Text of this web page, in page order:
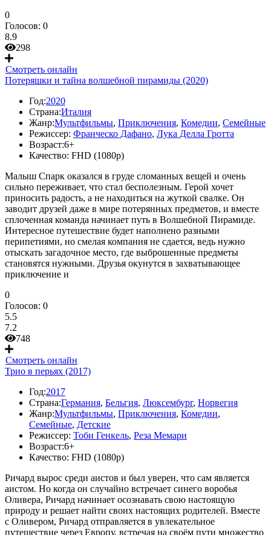
0
Голосов: 0
8.9
298
Смотреть онлайн
Потеряшки и тайна волшебной пирамиды (2020)
Год:2020
Страна:Италия
Жанр:Мультфильмы, Приключения, Комедии, Семейные
Режиссер: Франческо Дафано, Лука Делла Гротта
Возраст:6+
Качество: FHD (1080p)
Малыш Спарк оказался в груде сломанных вещей и очень
сильно переживает, что стал бесполезным. Герой хочет
приносить радость, а не находиться на жуткой свалке. Он
заводит друзей даже в мире потерянных предметов, и вместе
сплоченная команда начинает путь в Волшебной Пирамиде.
Интересное путешествие будет наполнено разными
перипетиями, но смелая компания не сдается, ведь нужно
отыскать загадочное место, где выброшенные предметы
становятся нужными. Друзья окунутся в захватывающее
приключение и
0
Голосов: 0
5.5
7.2
748
Смотреть онлайн
Трио в перьях (2017)
Год:2017
Страна:Германия, Бельгия, Люксембург, Норвегия
Жанр:Мультфильмы, Приключения, Комедии,
Семейные, Детские
Режиссер: Тоби Генкель, Реза Мемари
Возраст:6+
Качество: FHD (1080p)
Ричард вырос среди аистов и был уверен, что сам является
аистом. Но когда он случайно встречает синего воробья
Оливера, Ричард начинает осознавать свою настоящую
природу и решает найти своих настоящих родителей. Вместе
с Оливером, Ричард отправляется в увлекательное
путешествие через Европу, встречая на своём пути множество